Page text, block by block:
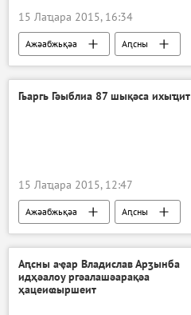
15 Лаҵара 2015, 16:34
Ажәабжьқәа Аԥсны
Гьаргь Гәыблиа 87 шықәса ихыҵит
15 Лаҵара 2015, 12:47
Ажәабжьқәа Аԥсны
Аԥсны аҿар Владислав Арӡынба
идҳәалоу ргәалашәарақәа
ҳацеиҩыршеит